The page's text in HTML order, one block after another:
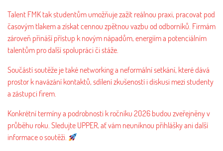
Talent FMK tak studentům umožňuje zažít reálnou praxi, pracovat pod
časovým tlakem a získat cennou zpětnou vazbu od odborníků. Firmám
zároveň přináší přístup k novým nápadům, energiím a potenciálním
talentům pro další spolupráci či stáže.
Součástí soutěže je také networking a neformální setkání, které dává
prostor k navázání kontaktů, sdílení zkušeností i diskusi mezi studenty
a zástupci firem.
Konkrétní termíny a podrobnosti k ročníku 2026 budou zveřejněny v
průběhu roku. Sledujte UPPER, ať vám neuniknou přihlášky ani další
informace o soutěži.